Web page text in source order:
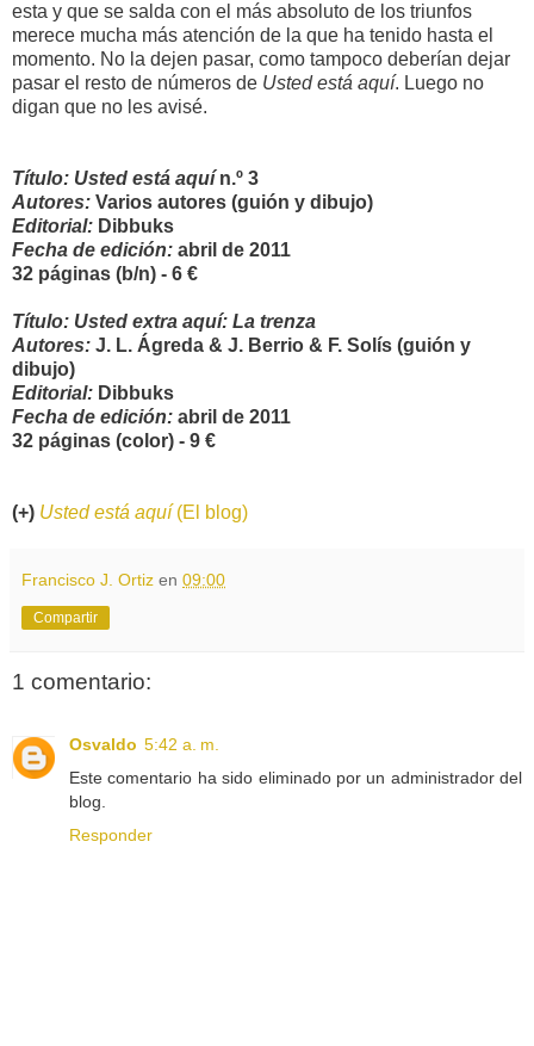
esta y que se salda con el más absoluto de los triunfos
merece mucha más atención de la que ha tenido hasta el
momento. No la dejen pasar, como tampoco deberían dejar
pasar el resto de números de Usted está aquí. Luego no
digan que no les avisé.
Título: Usted está aquín.º 3
Autores: Varios autores (guión y dibujo)
Editorial: Dibbuks
Fecha de edición: abril de 2011
32 páginas (b/n) - 6 €
Título: Usted extra aquí: La trenza
Autores: J. L. Ágreda & J. Berrio & F. Solís (guión y
dibujo)
Editorial: Dibbuks
Fecha de edición: abril de 2011
32 páginas (color) - 9 €
(+) Usted está aquí(El blog)
Francisco J. Ortiz en 09:00
Compartir
1 comentario:
Osvaldo 5:42 a. m.
Este comentario ha sido eliminado por un administrador del
blog.
Responder